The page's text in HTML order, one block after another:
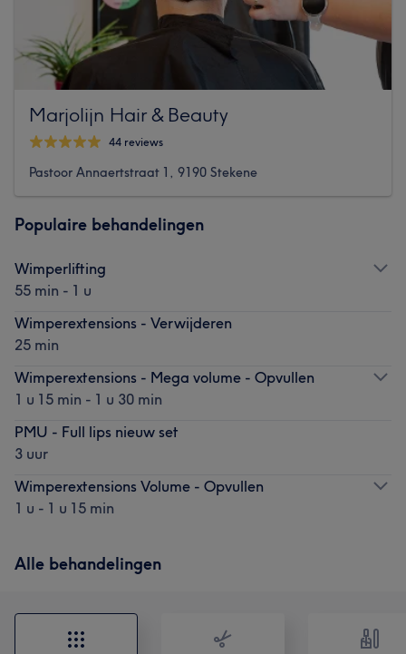
Marjolijn Hair & Beauty
44 reviews
Pastoor Annaertstraat 1, 9190 Stekene
Populaire behandelingen
Wimperlifting
55 min - 1 u
Wimperextensions - Verwijderen
25 min
Wimperextensions - Mega volume - Opvullen
1 u 15 min - 1 u 30 min
PMU - Full lips nieuw set
3 uur
Wimperextensions Volume - Opvullen
1 u - 1 u 15 min
Alle behandelingen